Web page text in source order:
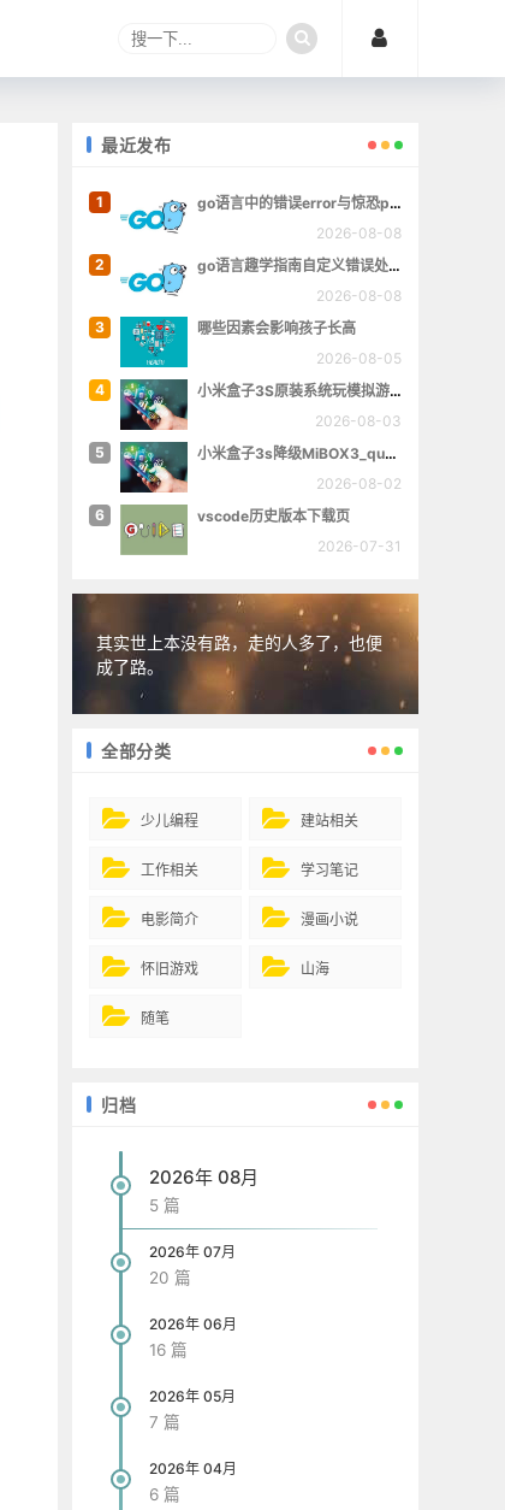
最近发布
1
go语言中的错误error与惊恐panic
2026-08-08
2
go语言趣学指南自定义错误处理章的完整例子
2026-08-08
3
哪些因素会影响孩子长高
2026-08-05
4
小米盒子3S原装系统玩模拟游戏
2026-08-03
5
小米盒子3s降级MiBOX3_queenchristina_r145
2026-08-02
6
vscode历史版本下载页
2026-07-31
其实世上本没有路，走的人多了，也便
成了路。
全部分类
少儿编程 建站相关
工作相关 学习笔记
电影简介 漫画小说
怀旧游戏 山海
随笔
归档
2026年 08月
5 篇
2026年 07月
20 篇
2026年 06月
16 篇
2026年 05月
7 篇
2026年 04月
6 篇